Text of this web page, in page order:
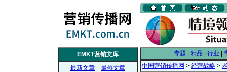
EMKT营销文库
最新文章
最热文章
专题 精品 行业
中国营销传播网 > 经营战略 >